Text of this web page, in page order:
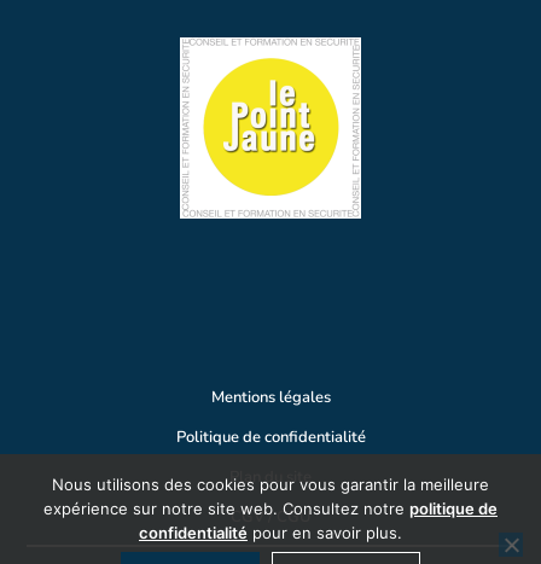
Mentions légales
Politique de confidentialité
Plan du site
CGV / CGU
Nous utilisons des cookies pour vous garantir la meilleure
expérience sur notre site web. Consultez notre politique de
confidentialité pour en savoir plus.